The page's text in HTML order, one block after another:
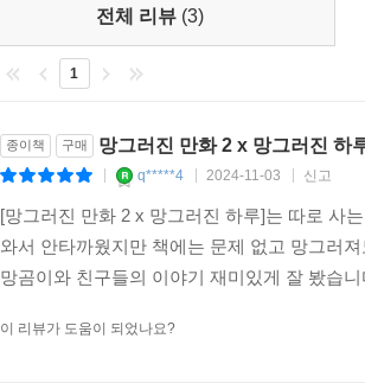
전체 리뷰 (3)
1
종이책 구매 망그러진 만화 2 x 망그러진 하
q*****4 2024-11-03 신고
[망그러진 만화 2 x 망그러진 하루]는 따로 사
와서 안타까웠지만 책에는 문제 없고 망그러
망곰이와 친구들의 이야기 재미있게 잘 봤습
이 리뷰가 도움이 되었나요?